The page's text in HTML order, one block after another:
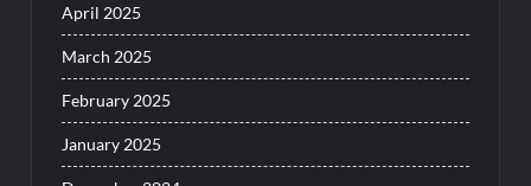
April 2025
March 2025
February 2025
January 2025